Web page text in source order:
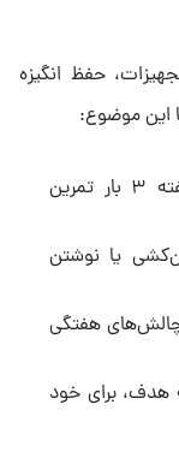
حفظ انگیزه
این موضوع:
هدف‌گذاری کوتاه‌مدت: مثلاً «این هفته ۳ بار تمرین
یا نوشتن
چالش‌های هفتگی
هدف، برای خود